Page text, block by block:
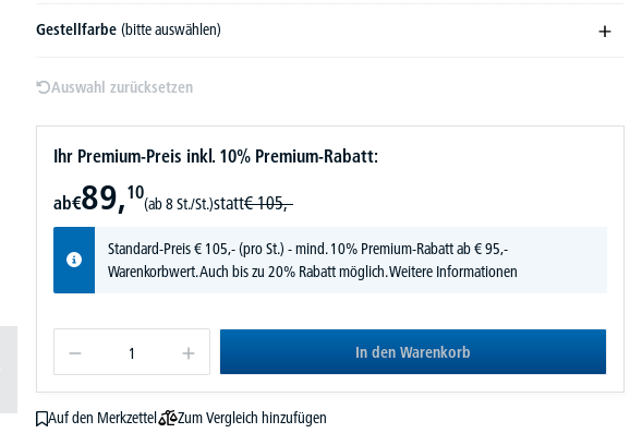
Gestellfarbe (bitte auswählen)
Auswahl zurücksetzen
Ihr Premium-Preis inkl. 10% Premium-Rabatt:
ab€89,10
(ab 8 St./St.)statt€ 105,-
Standard-Preis€ 105,-(pro St.) - mind. 10% Premium-Rabatt ab € 95,-
Warenkorbwert. Auch bis zu 20% Rabatt möglich.Weitere Informationen
In den Warenkorb
Auf den Merkzettel Zum Vergleich hinzufügen